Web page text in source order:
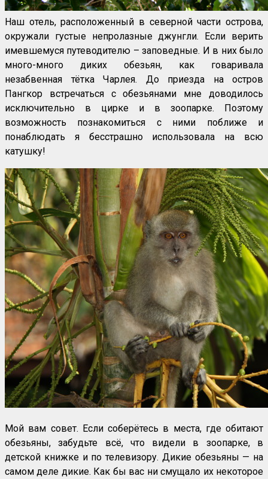
Наш отель, расположенный в северной части острова,
окружали густые непролазные джунгли. Если верить
имевшемуся путеводителю – заповедные. И в них было
много-много диких обезьян, как говаривала
незабвенная тётка Чарлея. До приезда на остров
Пангкор встречаться с обезьянами мне доводилось
исключительно в цирке и в зоопарке. Поэтому
возможность познакомиться с ними поближе и
понаблюдать я бесстрашно использовала на всю
катушку!
Мой вам совет. Если соберётесь в места, где обитают
обезьяны, забудьте всё, что видели в зоопарке, в
детской книжке и по телевизору. Дикие обезьяны — на
самом деле дикие. Как бы вас ни смущало их некоторое